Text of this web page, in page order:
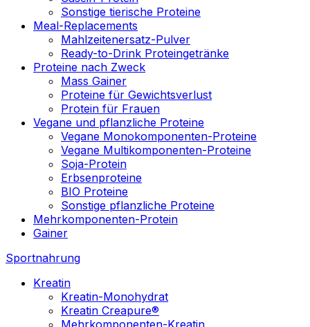
Sonstige tierische Proteine
Meal-Replacements
Mahlzeitenersatz-Pulver
Ready-to-Drink Proteingetränke
Proteine nach Zweck
Mass Gainer
Proteine für Gewichtsverlust
Protein für Frauen
Vegane und pflanzliche Proteine
Vegane Monokomponenten-Proteine
Vegane Multikomponenten-Proteine
Soja-Protein
Erbsenproteine
BIO Proteine
Sonstige pflanzliche Proteine
Mehrkomponenten-Protein
Gainer
Sportnahrung
Kreatin
Kreatin-Monohydrat
Kreatin Creapure®
Mehrkomponenten-Kreatin